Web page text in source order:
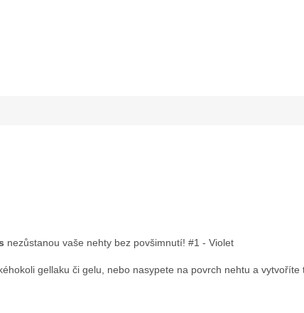
nezůstanou vaše nehty bez povšimnutí! #1 - Violet
gellaku či gelu, nebo nasypete na povrch nehtu a